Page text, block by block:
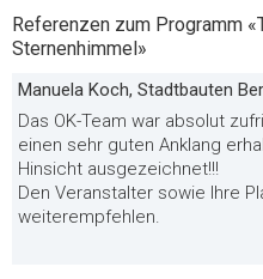
Referenzen zum Programm
Sternenhimmel»
Manuela Koch, Stadtbauten
Das OK-Team war absolut
einen sehr guten Anklang
Hinsicht ausgezeichnet!!!
Den Veranstalter sowie Ihre
weiterempfehlen.